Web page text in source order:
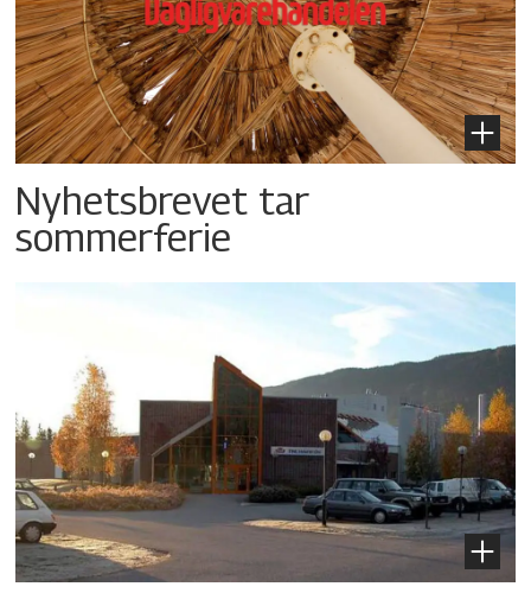
Nyhetsbrevet tar
sommerferie